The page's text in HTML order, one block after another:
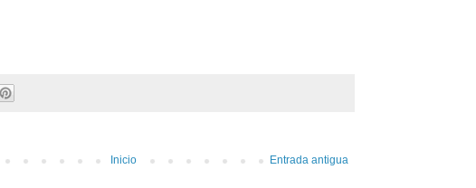
Entrada antigua
Inicio